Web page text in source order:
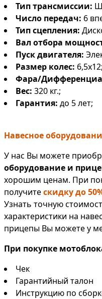
Тип трансмиссии:
Число передач: 6
Тип сцепления:
Вал отбора
Пуск двигателя:
Размер колес: 6,5х12;
Фара/
Вес: 320 кг.;
Гарантия: до 5 лет;
Навесное
У нас Вы можете
оборудование и
хорошим ценам. При
получитескидку до
Узнать точную
характеристики на
прицепы Вы можете у
При покупке
Чек
Гарантийный талон
Инструкцию по